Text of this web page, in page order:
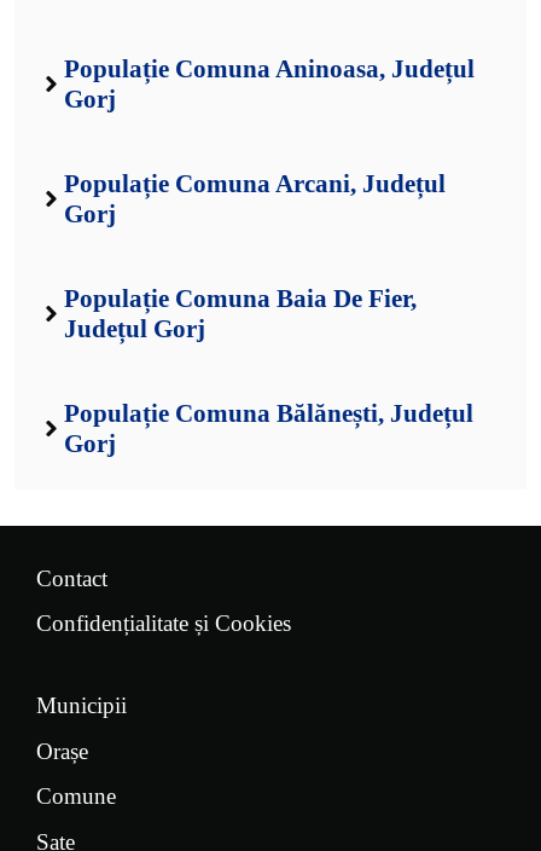
Populație Comuna Aninoasa, Județul
Gorj
Populație Comuna Arcani, Județul
Gorj
Populație Comuna Baia De Fier,
Județul Gorj
Populație Comuna Bălănești, Județul
Gorj
Contact
Confidențialitate și Cookies
Municipii
Orașe
Comune
Sate